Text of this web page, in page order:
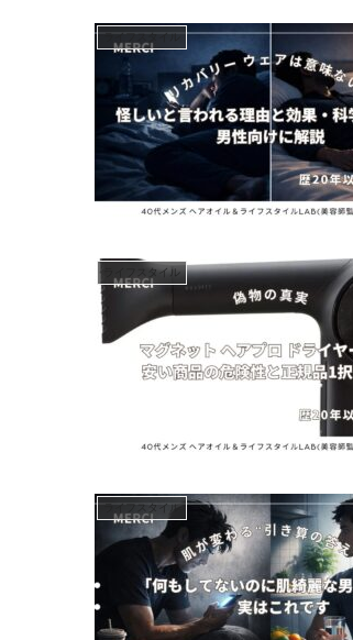
ライフスタイル
ライフスタイル
ライフスタイル